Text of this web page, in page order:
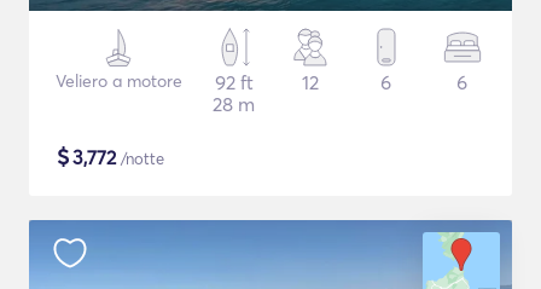
Veliero a motore
92 ft
28 m
12 6 6
$3,772/notte